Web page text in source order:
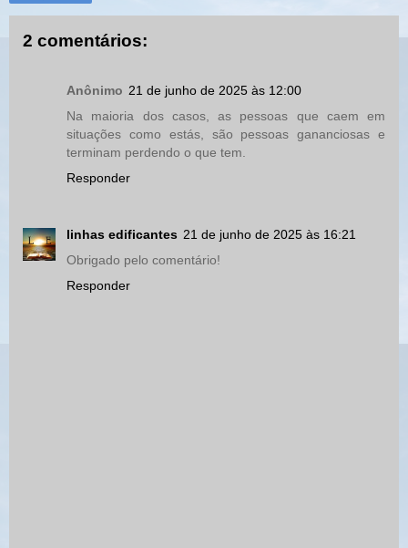
2 comentários:
Anônimo 21 de junho de 2025 às 12:00
Na maioria dos casos, as pessoas que caem em
situações como estás, são pessoas gananciosas e
terminam perdendo o que tem.
Responder
linhas edificantes 21 de junho de 2025 às 16:21
Obrigado pelo comentário!
Responder